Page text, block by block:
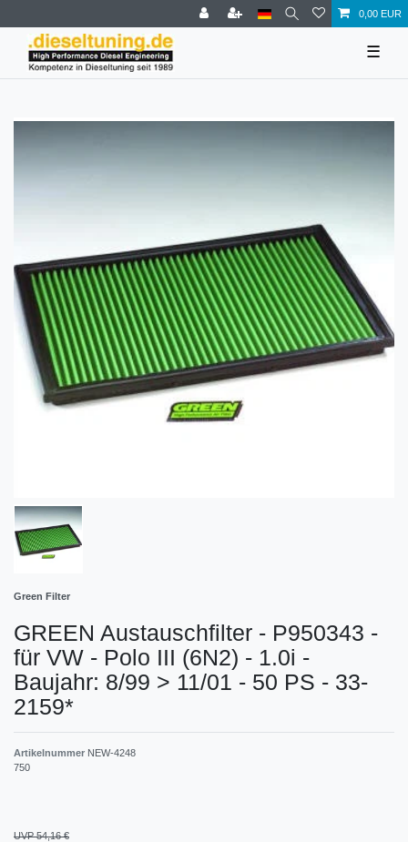
0,00 EUR
☰
Green Filter
GREEN Austauschfilter - P950343 -
für VW - Polo III (6N2) - 1.0i -
Baujahr: 8/99 > 11/01 - 50 PS - 33-
2159*
Artikelnummer NEW-4248
750
UVP 54,16 €